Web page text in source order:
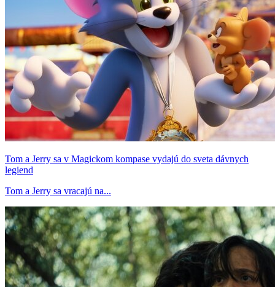
Tom a Jerry sa v Magickom kompase vydajú do sveta dávnych
legiend
Tom a Jerry sa vracajú na...